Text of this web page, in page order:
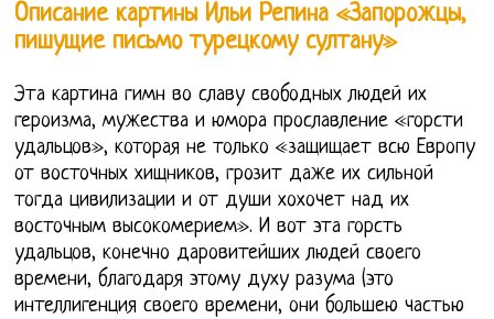
Описание картины Ильи Репина «Запорожцы,
пишущие письмо турецкому султану»
Эта картина гимн во славу свободных людей их
героизма, мужества и юмора прославление «горсти
удальцов», которая не только «защищает всю Европу
от восточных хищников, грозит даже их сильной
тогда цивилизации и от души хохочет над их
восточным высокомерием». И вот эта горсть
удальцов, конечно даровитейших людей своего
времени, благодаря этому духу разума (это
интеллигенция своего времени, они большею частью